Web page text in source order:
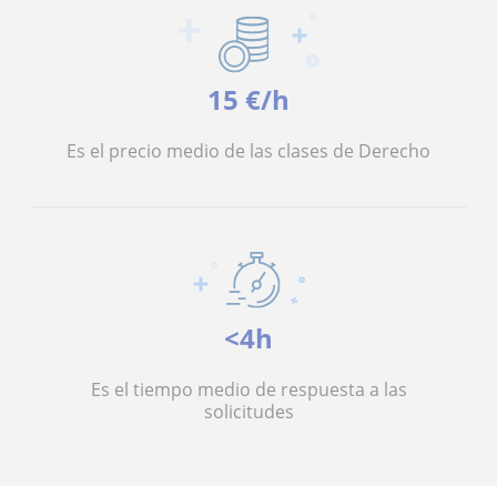
15 €/h
Es el precio medio de las clases de Derecho
<4h
Es el tiempo medio de respuesta a las
solicitudes